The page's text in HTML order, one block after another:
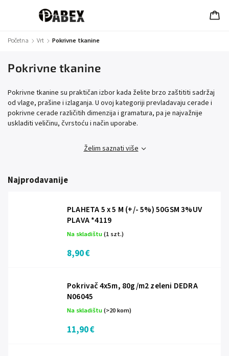
Početna / Vrt / Pokrivne tkanine
Pokrivne tkanine
Pokrivne tkanine su praktičan izbor kada želite brzo zaštititi sadržaj
od vlage, prašine i izlaganja. U ovoj kategoriji prevladavaju cerade i
pokrivne cerade različitih dimenzija i gramatura, pa je najvažnije
uskladiti veličinu, čvrstoću i način uporabe.
Želim saznati više
Najprodavanije
PLAHETA 5 x 5 M (+/- 5%) 50GSM 3%UV
PLAVA *4119
Na skladištu(1 szt.)
8,90 €
Pokrivač 4x5m, 80g/m2 zeleni DEDRA
N06045
Na skladištu(>20 kom)
11,90 €